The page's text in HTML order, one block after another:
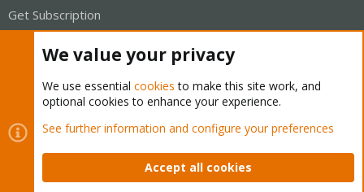
Get Subscription
Downloads
Get your subscription!
We value your privacy
We use essential cookies to make this site work, and
optional cookies to enhance your experience.
See further information and configure your preferences
Accept all cookies